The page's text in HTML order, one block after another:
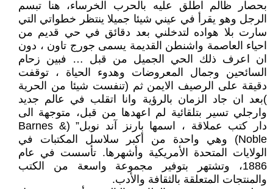
بحصار ظالم اطلق عليه بالحرب الخرساء، هنا تبسم
الرجل وهو يقرأ في عيني شيئا جميلا ينتظر خطواتي التي
سارت بلا هواده لتدخلني بعد دقائق في حي قديم من
احياء العاصمة واشنطن القديمة يسمى جورج تاون ، دون
ان اعرف ذلك الحي الجميل من قبل … فبين زحام
السائحين وجمال المعروضات وهدوء الحياة ، توقفت
دقيقة على الرصيف الايمن ثم (تنفست شيئا من الحرية
)بعد ان جاد الزمان بالرؤية وانا اتقلب في عالم جديد
وارجلي تسير بتلقائية لم اعهدها من قبل، متوجهة الى
دار كتب عملاقة ، اسمها بارنز آند نوبل” (Barnes &
Noble) وهي واحدة من أكبر سلاسل المكتبات في
الولايات المتحدة الأمريكية وأشهرها. تأسست في عام
1886، وتشتهر بتوفير مجموعة واسعة من الكتب
والمنتجات المتعلقة بالثقافة والأدب.